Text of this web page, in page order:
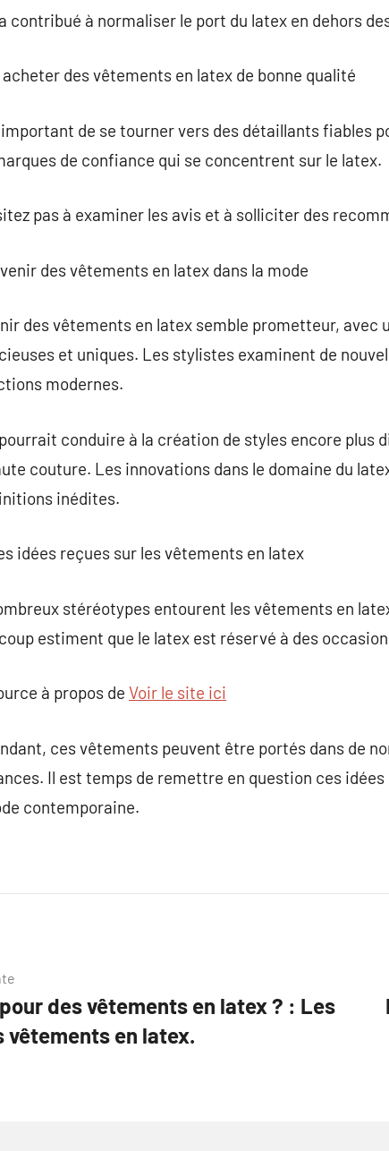
contribué à normaliser le port du latex en dehors
acheter des vêtements en latex de bonne qualité
de se tourner vers des détaillants fiables
de confiance qui se concentrent sur le latex.
pas à examiner les avis et à solliciter des
des vêtements en latex dans la mode
des vêtements en latex semble prometteur,
et uniques. Les stylistes examinent de
modernes.
conduire à la création de styles encore
couture. Les innovations dans le domaine du
inédites.
idées reçues sur les vêtements en latex
stéréotypes entourent les vêtements en
estiment que le latex est réservé à des
à propos de Voir le site ici
ces vêtements peuvent être portés dans de
Il est temps de remettre en question ces
contemporaine.
des vêtements en latex ? : Les
en latex.